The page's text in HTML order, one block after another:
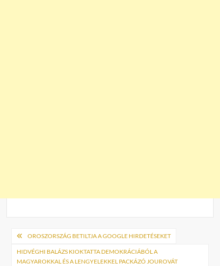
Bejegyzés
navigáció
OROSZORSZÁG BETILTJA A GOOGLE HIRDETÉSEKET
HIDVÉGHI BALÁZS KIOKTATTA DEMOKRÁCIÁBÓL A
MAGYAROKKAL ÉS A LENGYELEKKEL PACKÁZÓ JOUROVÁT